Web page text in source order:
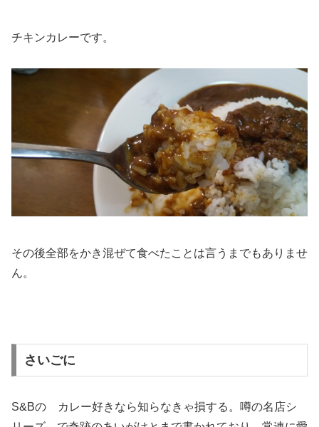
チキンカレーです。
その後全部をかき混ぜて食べたことは言うまでもありませ
ん。
さいごに
S&Bの カレー好きなら知らなきゃ損する。噂の名店シ